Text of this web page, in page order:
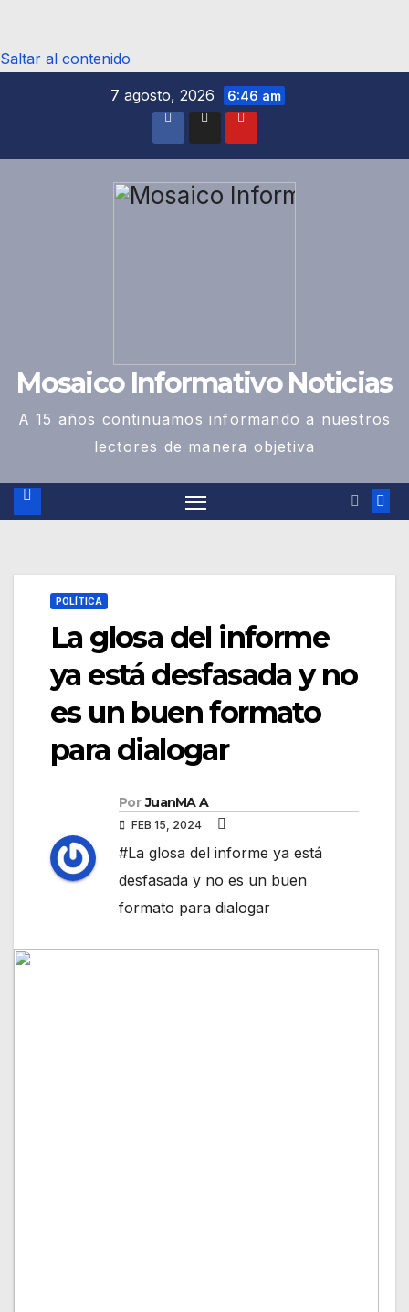
Saltar al contenido
7 agosto, 2026
6:46 am
Mosaico Informativo Noticias
A 15 años continuamos informando a nuestros
lectores de manera objetiva
POLÍTICA
La glosa del informe
ya está desfasada y no
es un buen formato
para dialogar
Por JuanMA A
FEB 15, 2024
#La glosa del informe ya está
desfasada y no es un buen
formato para dialogar